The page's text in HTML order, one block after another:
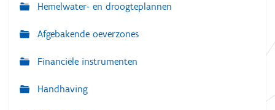
Hemelwater- en droogteplannen
Afgebakende oeverzones
Financiële instrumenten
Handhaving